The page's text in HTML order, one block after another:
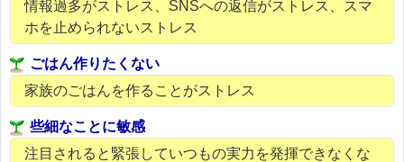
情報過多がストレス、SNSへの返信がストレス、スマ
ホを止められないストレス
ごはん作りたくない
家族のごはんを作ることがストレス
些細なことに敏感
注目されると緊張していつもの実力を発揮できなくな